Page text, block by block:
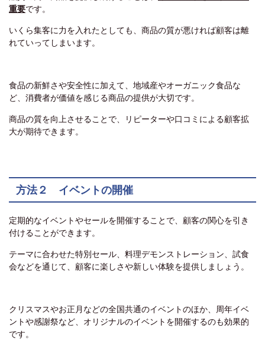
重要です。
いくら集客に力を入れたとしても、商品の質が悪ければ顧客は離
れていってしまいます。
食品の新鮮さや安全性に加えて、地域産やオーガニック食品な
ど、消費者が価値を感じる商品の提供が大切です。
商品の質を向上させることで、リピーターや口コミによる顧客拡
大が期待できます。
方法２ イベントの開催
定期的なイベントやセールを開催することで、顧客の関心を引き
付けることができます。
テーマに合わせた特別セール、料理デモンストレーション、試食
会などを通じて、顧客に楽しさや新しい体験を提供しましょう。
クリスマスやお正月などの全国共通のイベントのほか、周年イベ
ントや感謝祭など、オリジナルのイベントを開催するのも効果的
です。